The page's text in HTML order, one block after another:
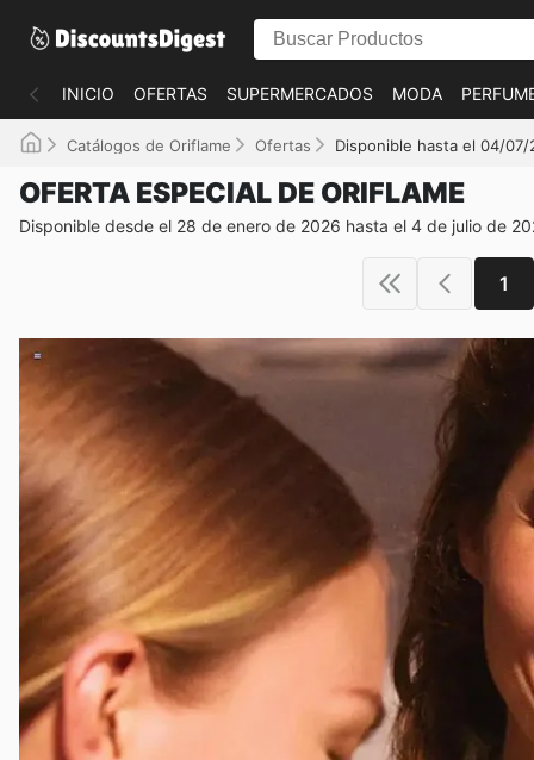
INICIO OFERTAS SUPERMERCADOS MODA
Catálogos de Oriflame Ofertas Disponible hasta el 04/07/
OFERTA ESPECIAL DE ORIFLAME
Disponible desde el 28 de enero de 2026 hasta el 4 de julio de
1